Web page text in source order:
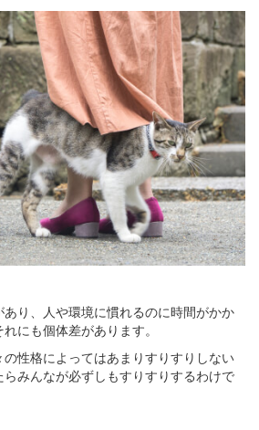
り、人や環境に慣れるのに時間がかか
にも個体差があります。
性格によってはあまりすりすりしない
みんなが必ずしもすりすりするわけで